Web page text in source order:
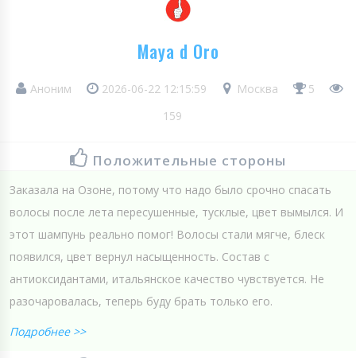
Maya d Oro
Аноним 2026-06-22 12:15:59 Москва
5
159
Положительные стороны
Заказала на Озоне, потому что надо было срочно спасать
волосы после лета пересушенные, тусклые, цвет вымылся. И
этот шампунь реально помог! Волосы стали мягче, блеск
появился, цвет вернул насыщенность. Состав с
антиоксидантами, итальянское качество чувствуется. Не
разочаровалась, теперь буду брать только его.
Подробнее >>